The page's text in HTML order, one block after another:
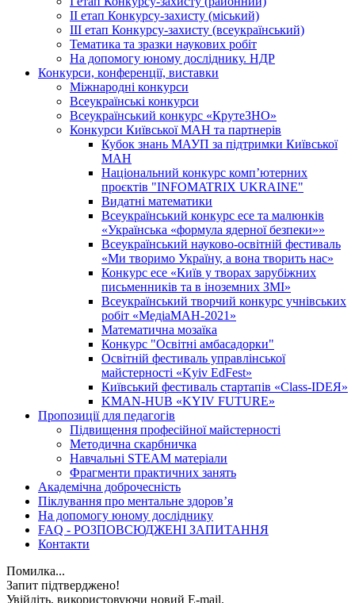
ІІ етап Конкурсу-захисту (міський)
ІІІ етап Конкурсу-захисту (всеукраїнський)
Тематика та зразки наукових робіт
На допомогу юному досліднику. НДР
Конкурси, конференції, виставки
Міжнародні конкурси
Всеукраїнські конкурси
Всеукраїнський конкурс «КрутеЗНО»
Конкурси Київської МАН та партнерів
Кубок знань МАУП за підтримки Київської
МАН
Національний конкурс комп’ютерних
проєктів "INFOMATRIX UKRAINE"
Видатні математики
Всеукраїнський конкурс есе та малюнків
«Українська «формула ядерної безпеки»»
Всеукраїнський науково-освітній фестиваль
«Ми творимо Україну, а вона творить нас»
Конкурс есе «Київ у творах зарубіжних
письменників та в іноземних ЗМІ»
Всеукраїнський творчий конкурс учнівських
робіт «МедіаМАН-2021»
Математична мозаїка
Конкурс "Освітні амбасадорки"
Освітній фестиваль управлінської
майстерності «Kyiv EdFest»
Київський фестиваль стартапів «Class-IDEЯ»
KMAN-HUB «KYIV FUTURE»
Пропозиції для педагогів
Підвищення професійної майстерності
Методична скарбничка
Навчальні STEAM матеріали
Фрагменти практичних занять
Академічна доброчесність
Піклування про ментальне здоровʼя
На допомогу юному досліднику
FAQ - РОЗПОВСЮДЖЕНІ ЗАПИТАННЯ
Контакти
Помилка...
Запит підтверджено!
Увійдіть, використовуючи новий E-mail.